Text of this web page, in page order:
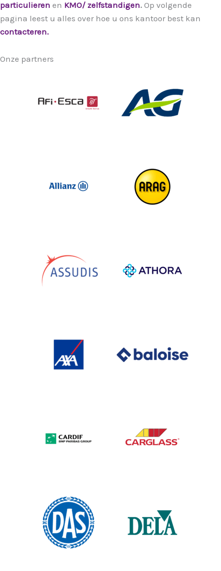
particulieren en KMO/ zelfstandigen. Op volgende
pagina leest u alles over hoe u ons kantoor best kan
contacteren.
Onze partners